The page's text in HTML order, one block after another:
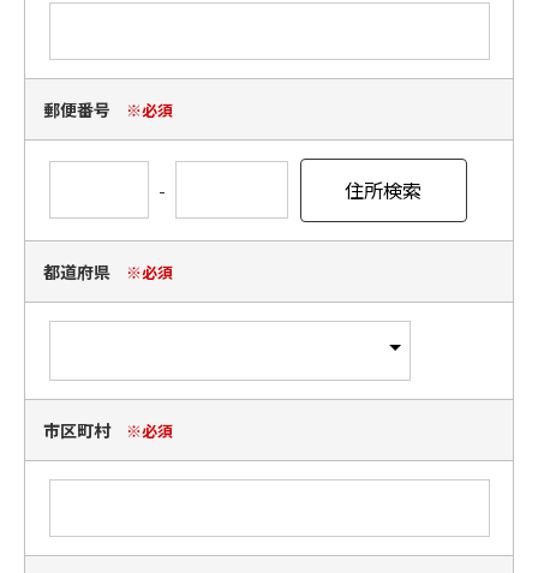
郵便番号 ※必須
-
都道府県 ※必須
市区町村 ※必須